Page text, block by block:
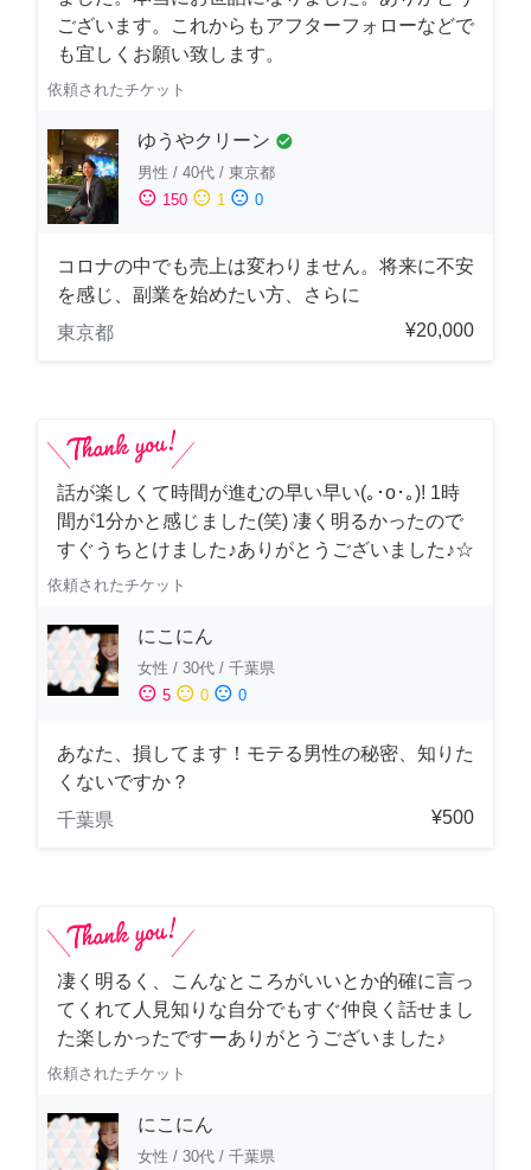
ございます。これからもアフターフォローなどで
も宜しくお願い致します。
依頼されたチケット
ゆうやクリーン check_circle
男性 / 40代 / 東京都
sentiment_satisfied 150 sentiment_neutral 1 sentiment_dissatisfied 0
コロナの中でも売上は変わりません。将来に不安
を感じ、副業を始めたい方、さらに
東京都
¥20,000
話が楽しくて時間が進むの早い早い(｡･о･｡)! 1時
間が1分かと感じました(笑) 凄く明るかったので
すぐうちとけました♪ありがとうございました♪☆
依頼されたチケット
にこにん
女性 / 30代 / 千葉県
sentiment_satisfied 5 sentiment_neutral 0 sentiment_dissatisfied 0
あなた、損してます！モテる男性の秘密、知りた
くないですか？
千葉県
¥500
凄く明るく、こんなところがいいとか的確に言っ
てくれて人見知りな自分でもすぐ仲良く話せまし
た楽しかったですーありがとうございました♪
依頼されたチケット
にこにん
女性 / 30代 / 千葉県